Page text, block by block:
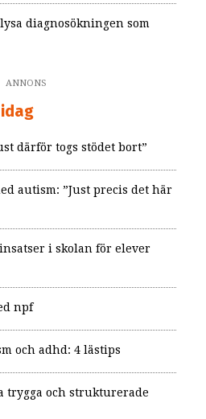
diagnosökningen som
ANNONS
därför togs stödet bort”
autism: ”Just precis det här
i skolan för elever
npf
och adhd: 4 lästips
trygga och strukturerade